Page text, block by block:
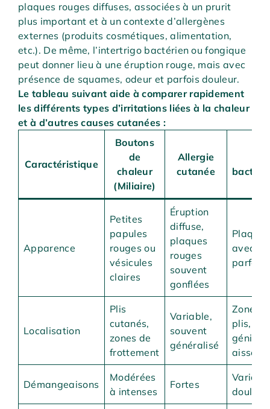
plaques rouges diffuses, associées à un prurit
plus important et à un contexte d’allergènes
externes (produits cosmétiques, alimentation,
etc.). De même, l’intertrigo bactérien ou fongique
peut donner lieu à une éruption rouge, mais avec
présence de squames, odeur et parfois douleur.
Le tableau suivant aide à comparer rapidement
les différents types d’irritations liées à la chaleur
et à d’autres causes cutanées :
Caractéristique
Boutons
de
chaleur
(Miliaire)
Allergie
cutanée
Apparence
Petites
papules
rouges ou
vésicules
claires
Éruption
diffuse,
plaques
rouges
souvent
gonflées
avec
parfois
Localisation
Plis
cutanés,
zones de
frottement
Variable,
souvent
généralisé
Zones
plis,
Démangeaisons
Modérées
à intenses
Fortes